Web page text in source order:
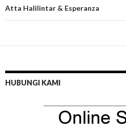
Atta Halilintar & Esperanza
HUBUNGI KAMI